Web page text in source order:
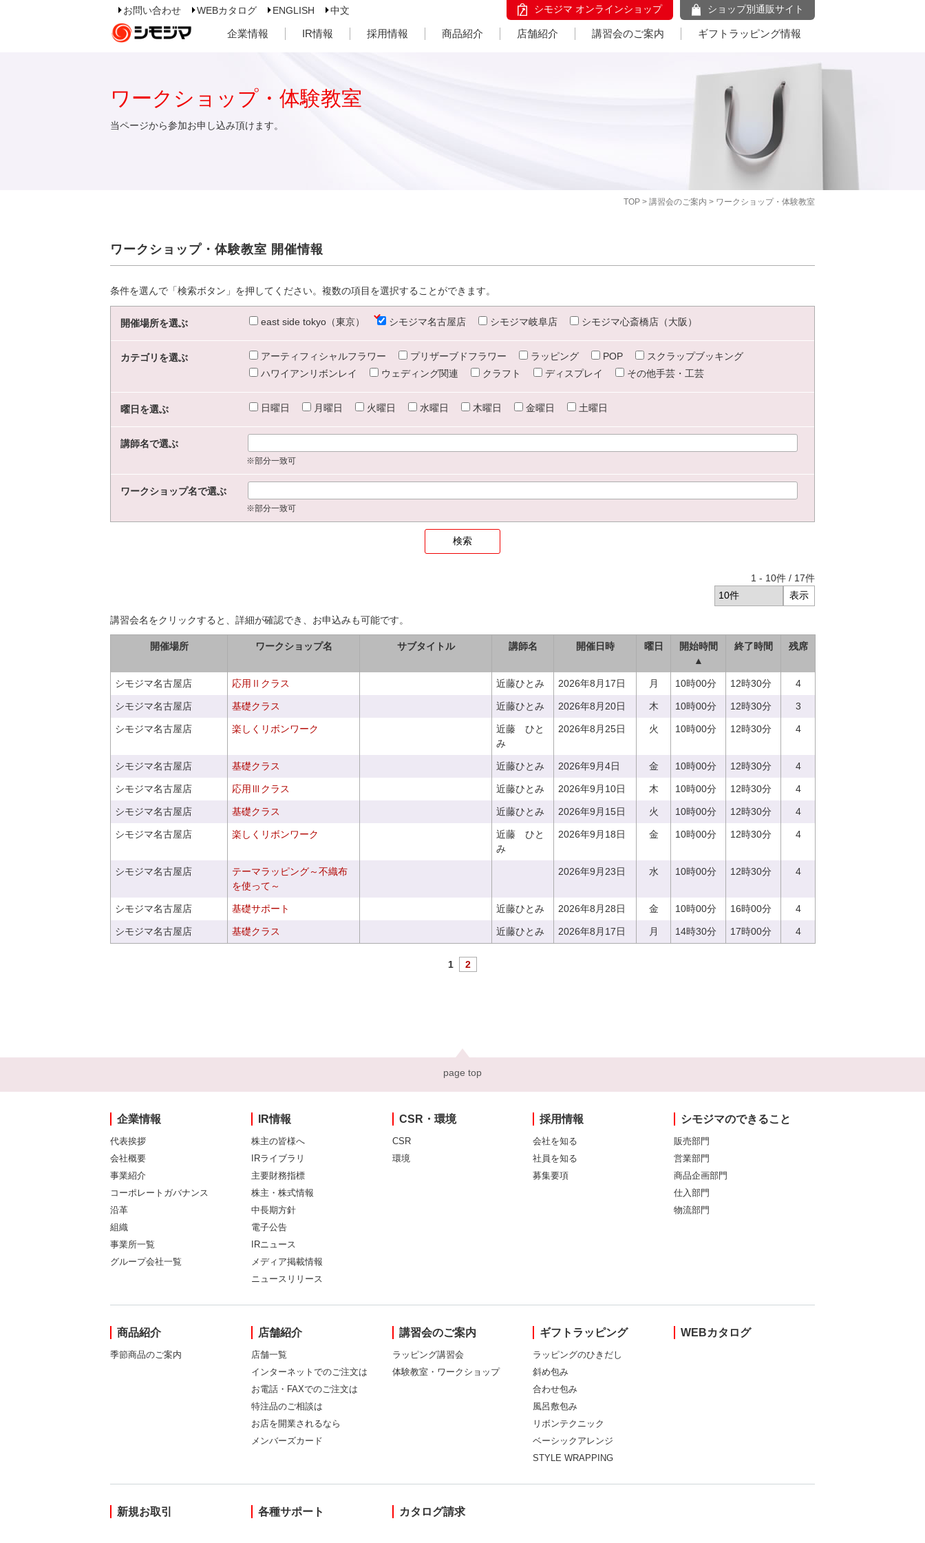
お問い合わせ WEBカタログ ENGLISH 中文 シモジマ オンラインショップ ショップ別通販サイト
企業情報 IR情報 採用情報 商品紹介 店舗紹介 講習会のご案内 ギフトラッピング情報
TOP > 講習会のご案内 > ワークショップ・体験教室
ワークショップ・体験教室
当ページから参加お申し込み頂けます。
ワークショップ・体験教室 開催情報
条件を選んで「検索ボタン」を押してください。複数の項目を選択することができます。
開催場所を選ぶ east side tokyo（東京） シモジマ名古屋店 シモジマ岐阜店 シモジマ心斎橋店（大阪）
カテゴリを選ぶ アーティフィシャルフラワー プリザーブドフラワー ラッピング POP
スクラップブッキング
ハワイアンリボンレイ
ウェディング関連 クラフト ディスプレイ その他手芸・工芸
曜日を選ぶ 日曜日 月曜日 火曜日 水曜日 木曜日 金曜日 土曜日
講師名で選ぶ
※部分一致可
ワークショップ名で選ぶ
※部分一致可
1 - 10件 / 17件
講習会名をクリックすると、詳細が確認でき、お申込みも可能です。
開催場所 ワークショップ名 サブタイトル 講師名 開催日時 曜日
開始時間
▲
終了時間 残席
シモジマ名古屋店 応用Ⅱクラス 近藤ひとみ 2026年8月17日 月 10時00分 12時30分 4
シモジマ名古屋店 基礎クラス 近藤ひとみ 2026年8月20日 木 10時00分 12時30分 3
シモジマ名古屋店 楽しくリボンワーク
近藤 ひと
み
2026年8月25日 火 10時00分 12時30分 4
シモジマ名古屋店 基礎クラス 近藤ひとみ 2026年9月4日 金 10時00分 12時30分 4
シモジマ名古屋店 応用Ⅲクラス 近藤ひとみ 2026年9月10日 木 10時00分 12時30分 4
シモジマ名古屋店 基礎クラス 近藤ひとみ 2026年9月15日 火 10時00分 12時30分 4
シモジマ名古屋店 楽しくリボンワーク
近藤 ひと
み
2026年9月18日 金 10時00分 12時30分 4
シモジマ名古屋店
テーマラッピング～不織布
を使って～
2026年9月23日 水 10時00分 12時30分 4
シモジマ名古屋店 基礎サポート 近藤ひとみ 2026年8月28日 金 10時00分 16時00分 4
シモジマ名古屋店 基礎クラス 近藤ひとみ 2026年8月17日 月 14時30分 17時00分 4
1 2
page top
企業情報
代表挨拶
会社概要
事業紹介
コーポレートガバナンス
沿革
組織
事業所一覧
グループ会社一覧
IR情報
株主の皆様へ
IRライブラリ
主要財務指標
株主・株式情報
中長期方針
電子公告
IRニュース
メディア掲載情報
ニュースリリース
CSR・環境
CSR
環境
採用情報
会社を知る
社員を知る
募集要項
シモジマのできること
販売部門
営業部門
商品企画部門
仕入部門
物流部門
商品紹介
季節商品のご案内
店舗紹介
店舗一覧
インターネットでのご注文は
お電話・FAXでのご注文は
特注品のご相談は
お店を開業されるなら
メンバーズカード
講習会のご案内
ラッピング講習会
体験教室・ワークショップ
ギフトラッピング
ラッピングのひきだし
斜め包み
合わせ包み
風呂敷包み
リボンテクニック
ベーシックアレンジ
STYLE WRAPPING
WEBカタログ
新規お取引 各種サポート カタログ請求